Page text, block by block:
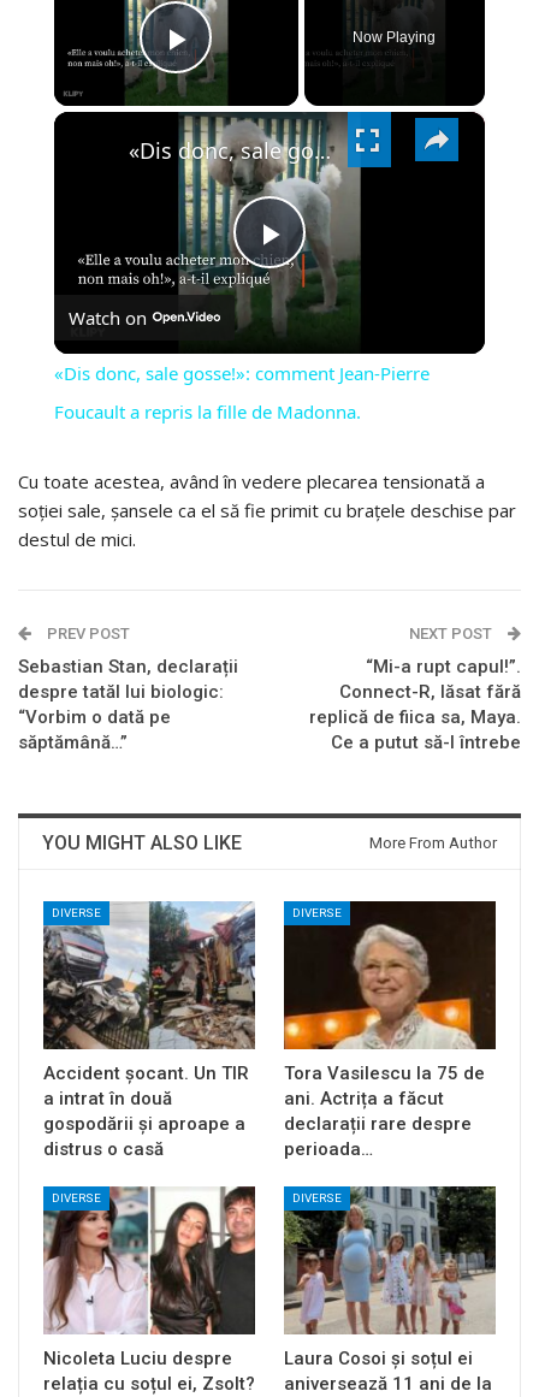
PLAY
VIDEO
Now Playing
×
PLAY
VIDEO
«Dis donc, sale gosse!»: comment Jean-Pierre Foucault a repris la fille de Madonna.
Watch on
«Dis donc, sale gosse!»: comment Jean-Pierre
Foucault a repris la fille de Madonna.
Cu toate acestea, având în vedere plecarea tensionată a
soției sale, șansele ca el să fie primit cu brațele deschise par
destul de mici.
PREV POST
Sebastian Stan, declarații
despre tatăl lui biologic:
“Vorbim o dată pe
săptămână…”
NEXT POST
“Mi-a rupt capul!”.
Connect-R, lăsat fără
replică de fiica sa, Maya.
Ce a putut să-l întrebe
YOU MIGHT ALSO LIKE More From Author
DIVERSE
Accident șocant. Un TIR
a intrat în două
gospodării și aproape a
distrus o casă
DIVERSE
Tora Vasilescu la 75 de
ani. Actrița a făcut
declarații rare despre
perioada…
DIVERSE
Nicoleta Luciu despre
relația cu soțul ei, Zsolt?
DIVERSE
Laura Cosoi și soțul ei
aniversează 11 ani de la